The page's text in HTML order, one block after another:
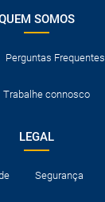
SOMOS
Perguntas Frequentes
Trabalhe connosco
LEGAL
Segurança